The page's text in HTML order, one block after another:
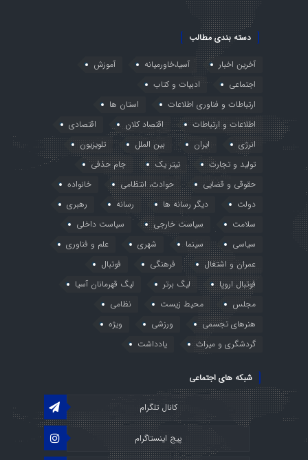
دسته بندی مطالب
آخرین اخبار آسیا،خاورمیانه
آموزش
اجتماعی
ادبیات و کتاب
ارتباطات و فناوری اطلاعات
استان ها
اطلاعات و ارتباطات
اقتصاد کلان
اقتصادی
انرژی
ایران بین الملل
تلویزیون
تولید و تجارت
تیتر یک
جام حذفی
حقوقی و قضایی
حوادث، انتظامی
خانواده
دولت
دیگر رسانه ها رسانه
رهبری
سلامت
سیاست خارجی
سیاست داخلی
سیاسی
سینما شهری
علم و فناوری
عمران و اشتغال
فرهنگی
فوتبال
فوتبال اروپا
لیگ برتر
لیگ قهرمانان آسیا
مجلس
محیط زیست
نظامی
هنرهای تجسمی
ورزشی
ویژه
گردشگری و میراث
یادداشت
شبکه های اجتماعی
کانال تلگرام
پیج اینستاگرام